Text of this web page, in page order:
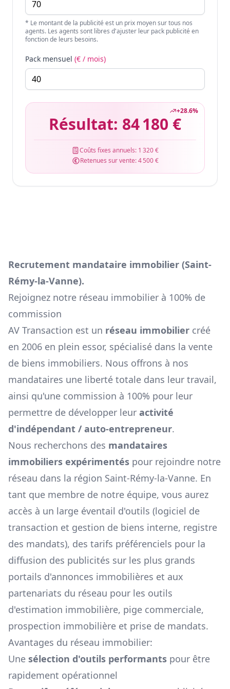
* Le montant de la publicité est un prix moyen sur tous nos
agents. Les agents sont libres d'ajuster leur pack publicité en
fonction de leurs besoins.
Pack mensuel (€ / mois)
+28.6%
Résultat: 84 180 €
Coûts fixes annuels: 1 320 €
Retenues sur vente:4 500 €
Recrutement mandataire immobilier (Saint-
Rémy-la-Vanne).
Rejoignez notre réseau immobilier à 100% de
commission
AV Transaction est un réseau immobilier créé
en 2006 en plein essor, spécialisé dans la vente
de biens immobiliers. Nous offrons à nos
mandataires une liberté totale dans leur travail,
ainsi qu'une commission à 100% pour leur
permettre de développer leur activité
d'indépendant / auto-entrepreneur.
Nous recherchons des mandataires
immobiliers expérimentés pour rejoindre notre
réseau dans la région Saint-Rémy-la-Vanne. En
tant que membre de notre équipe, vous aurez
accès à un large éventail d'outils (logiciel de
transaction et gestion de biens interne, registre
des mandats), des tarifs préférenciels pour la
diffusion des publicités sur les plus grands
portails d'annonces immobilières et aux
partenariats du réseau pour les outils
d'estimation immobilière, pige commerciale,
prospection immobilière et prise de mandats.
Avantages du réseau immobilier:
Une sélection d'outils performants pour être
rapidement opérationnel